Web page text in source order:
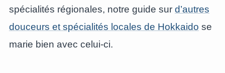
spécialités régionales, notre guide sur d’autres
douceurs et spécialités locales de Hokkaido se
marie bien avec celui-ci.